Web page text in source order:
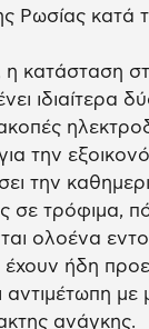
Ρωσίας κατά
η κατάσταση
ιδιαίτερα
την
την
σε τρόφιμα,
ολοένα
ήδη
με
ανάγκης.